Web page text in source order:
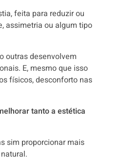
feita para reduzir ou
assimetria ou algum tipo
outras desenvolvem
E, mesmo que isso
físicos, desconforto nas
tanto a estética
sim proporcionar mais